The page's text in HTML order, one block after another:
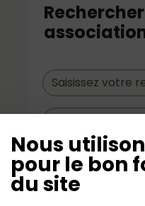
Nous
pour le bon
du site